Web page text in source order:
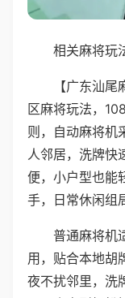
相关麻将玩
【广东汕
区麻将玩法，
则，自动麻将机
人邻居，洗牌快
便，小户型也能
手，日常休闲组
普通麻将机
用，贴合本地胡
夜不扰邻里，洗